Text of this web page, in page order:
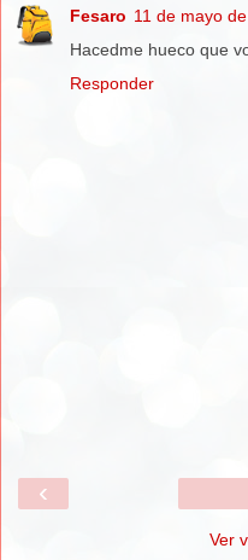
Fesaro 11 de mayo
Hacedme hueco que
Responder
‹
Ver